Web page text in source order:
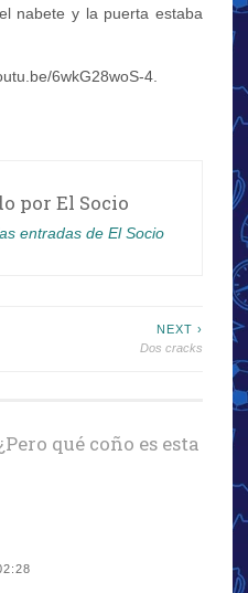
nabete y la puerta estaba
6wkG28woS-4.
por El Socio
entradas de El Socio
NEXT ›
Dos cracks
qué coño es esta